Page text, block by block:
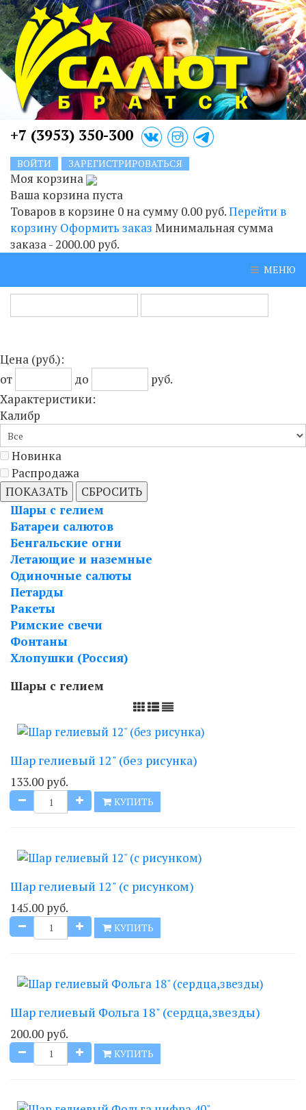
+7 (3953) 350-300
ВОЙТИ ЗАРЕГИСТРИРОВАТЬСЯ
Моя корзина
Ваша корзина пуста
Товаров в корзине 0 на сумму 0.00 руб.Перейти в
корзину Оформить заказ Минимальная сумма
заказа - 2000.00 руб.
МЕНЮ
Цена (руб.):
от
до
руб.
Характеристики:
Калибр
Новинка
Распродажа
ПОКАЗАТЬ
СБРОСИТЬ
Шары с гелием
Батареи салютов
Бенгальские огни
Летающие и наземные
Одиночные салюты
Петарды
Ракеты
Римские свечи
Фонтаны
Хлопушки (Россия)
Шары с гелием
Шар гелиевый 12" (без рисунка)
133.00 руб.
КУПИТЬ
Шар гелиевый 12" (с рисунком)
145.00 руб.
КУПИТЬ
Шар гелиевый Фольга 18" (сердца,звезды)
200.00 руб.
КУПИТЬ